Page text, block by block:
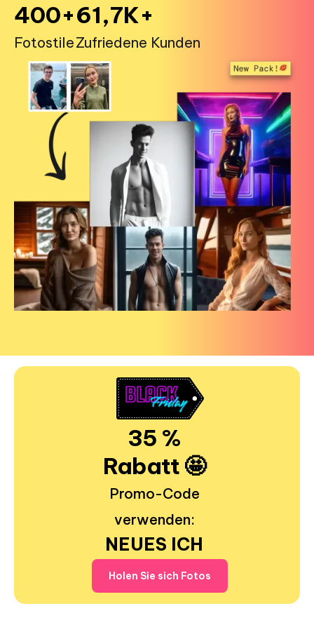
400+
Fotostile
61,7K+
Zufriedene Kunden
35 %
Rabatt 🤩
Promo-Code
verwenden:
NEUES ICH
Holen Sie sich Fotos